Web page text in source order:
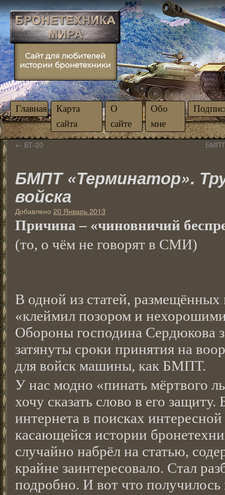
Главная
Карта
сайта
О
сайте
Обо
мне
← БТ-20 БМПТ
БМПТ «Терминатор».
войска
Добавлено 20 Январь 2013
Причина – «чиновничий
(то, о чём не говорят в СМИ)
В одной из статей, размещённых
«клеймил позором и
Обороны господина Сердюкова
затянуты сроки принятия на
для войск машины, как БМПТ.
У нас модно «пинать мёртвого
хочу сказать слово в его
интернета в поисках
касающейся истории
случайно набрёл на статью,
крайне заинтересовало. Стал
подробно. И вот что получилось